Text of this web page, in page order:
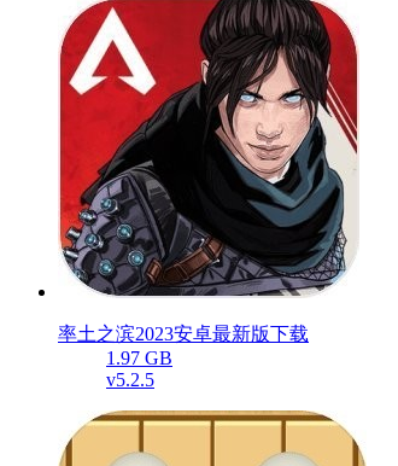
率土之滨2023安卓最新版下载
1.97 GB
v5.2.5